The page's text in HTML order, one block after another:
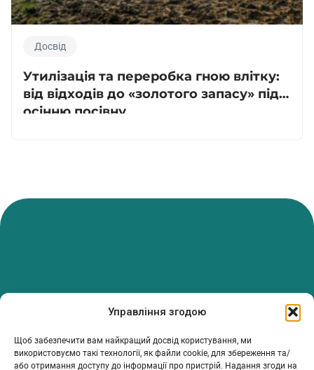
Управління згодою
Щоб забезпечити вам найкращий досвід користування, ми
використовуємо такі технології, як файли cookie, для збереження та/
або отримання доступу до інформації про пристрій. Надання згоди на
Досвід
Утилізація та переробка гною влітку:
від відходів до «золотого запасу» під
осінню посівну
PanTerrea — спільнота, що дбає про фермерів.
Ми об’єднуємо людей, досвід і рішення, щоб допомагати вам
розвивати ферму з упевненістю та підтримкою.
ТОВ Пантерея